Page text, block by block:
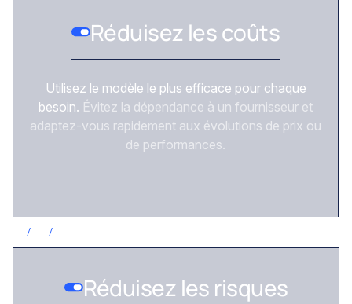
Réduisez les coûts
Utilisez le modèle le plus efficace pour chaque
besoin. Évitez la dépendance à un fournisseur et
adaptez-vous rapidement aux évolutions de prix ou
de performances.
/ /
Réduisez les risques